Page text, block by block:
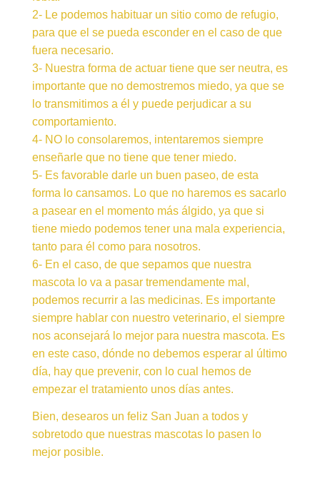
2- Le podemos habituar un sitio como de refugio,
para que el se pueda esconder en el caso de que
fuera necesario.
3- Nuestra forma de actuar tiene que ser neutra, es
importante que no demostremos miedo, ya que se
lo transmitimos a él y puede perjudicar a su
comportamiento.
4- NO lo consolaremos, intentaremos siempre
enseñarle que no tiene que tener miedo.
5- Es favorable darle un buen paseo, de esta
forma lo cansamos. Lo que no haremos es sacarlo
a pasear en el momento más álgido, ya que si
tiene miedo podemos tener una mala experiencia,
tanto para él como para nosotros.
6- En el caso, de que sepamos que nuestra
mascota lo va a pasar tremendamente mal,
podemos recurrir a las medicinas. Es importante
siempre hablar con nuestro veterinario, el siempre
nos aconsejará lo mejor para nuestra mascota. Es
en este caso, dónde no debemos esperar al último
día, hay que prevenir, con lo cual hemos de
empezar el tratamiento unos días antes.
Bien, desearos un feliz San Juan a todos y
sobretodo que nuestras mascotas lo pasen lo
mejor posible.